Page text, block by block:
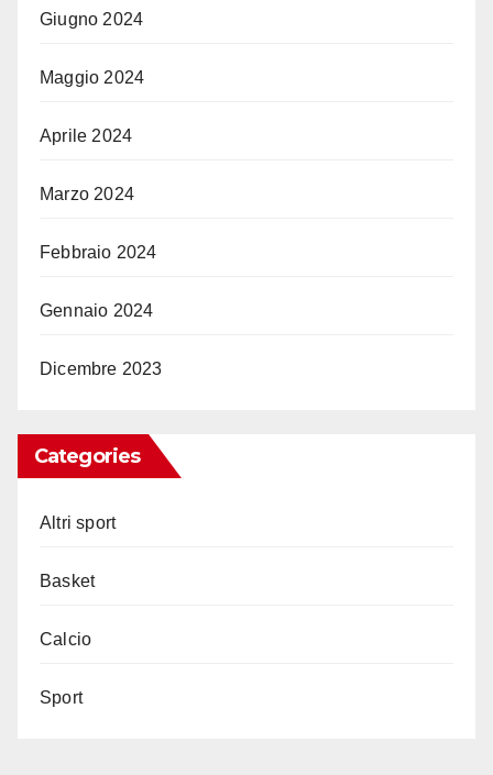
Giugno 2024
Maggio 2024
Aprile 2024
Marzo 2024
Febbraio 2024
Gennaio 2024
Dicembre 2023
Categories
Altri sport
Basket
Calcio
Sport